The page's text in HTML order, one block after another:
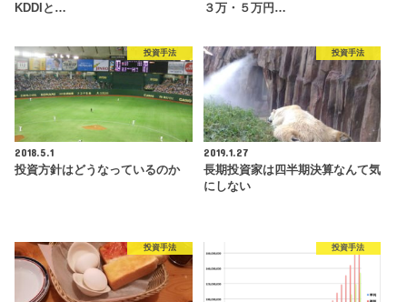
KDDIと…
３万・５万円…
投資手法
2018.5.1
投資方針はどうなっているのか
投資手法
2019.1.27
長期投資家は四半期決算なんて気
にしない
投資手法 投資手法